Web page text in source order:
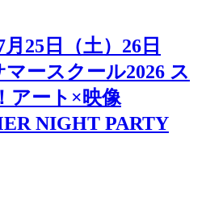
25日（土）26日
マースクール2026 ス
アート×映像
NIGHT PARTY